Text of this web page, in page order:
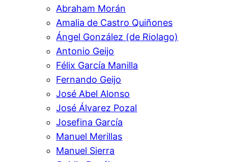
Abraham Morán
Amalia de Castro Quiñones
Ángel González (de Riolago)
Antonio Geijo
Félix García Manilla
Fernando Geijo
José Abel Alonso
José Álvarez Pozal
Josefina García
Manuel Merillas
Manuel Sierra